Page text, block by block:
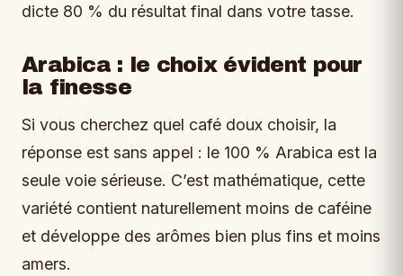
dicte 80 % du résultat final dans votre tasse.
Arabica : le choix évident pour
la finesse
Si vous cherchez quel café doux choisir, la
réponse est sans appel : le 100 % Arabica est la
seule voie sérieuse. C’est mathématique, cette
variété contient naturellement moins de caféine
et développe des arômes bien plus fins et moins
amers.